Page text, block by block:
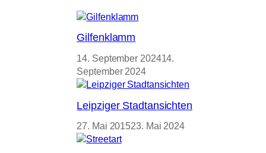
Gilfenklamm
14. September 202414.
September 2024
Leipziger Stadtansichten
27. Mai 201523. Mai 2024